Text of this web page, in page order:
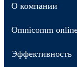
О компании
Omnicomm
Эффективность